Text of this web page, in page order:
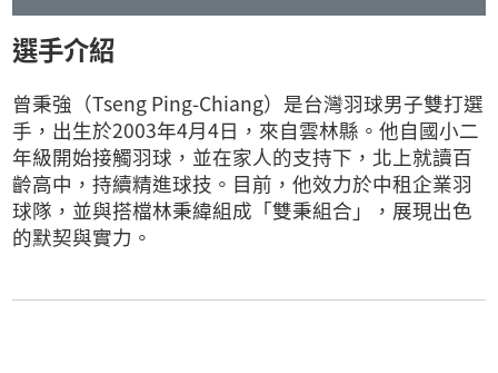
選手介紹
曾秉強（Tseng Ping-Chiang）是台灣羽球男子雙打選
手，出生於2003年4月4日，來自雲林縣。他自國小二
年級開始接觸羽球，並在家人的支持下，北上就讀百
齡高中，持續精進球技。目前，他效力於中租企業羽
球隊，並與搭檔林秉緯組成「雙秉組合」，展現出色
的默契與實力。